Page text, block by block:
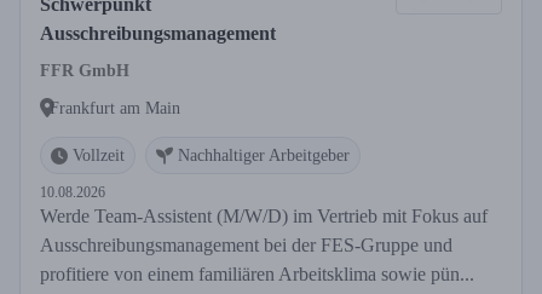
Schwerpunkt
Ausschreibungsmanagement
FFR GmbH
Frankfurt am Main
Vollzeit Nachhaltiger Arbeitgeber
10.08.2026
Werde Team-Assistent (M/W/D) im Vertrieb mit Fokus auf
Ausschreibungsmanagement bei der FES-Gruppe und
profitiere von einem familiären Arbeitsklima sowie pün...